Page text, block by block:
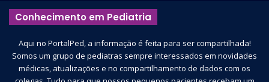
Conhecimento em Pediatria
Aqui no PortalPed, a informação é feita para ser compartilhada!
Somos um grupo de pediatras sempre interessados em novidades
médicas, atualizações e no compartilhamento de dados com os